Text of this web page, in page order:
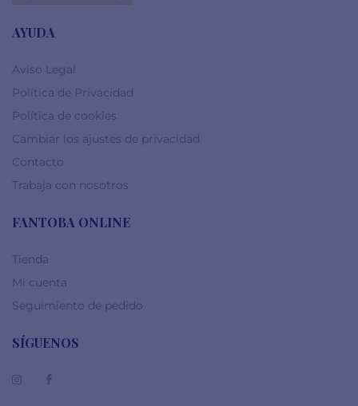
AYUDA
Aviso Legal
Política de Privacidad
Política de cookies
Cambiar los ajustes de privacidad
Contacto
Trabaja con nosotros
FANTOBA ONLINE
Tienda
Mi cuenta
Seguimiento de pedido
SÍGUENOS